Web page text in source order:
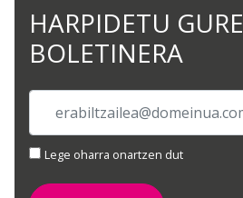
HARPIDETU GURE
BOLETINERA
Lege oharra onartzen dut